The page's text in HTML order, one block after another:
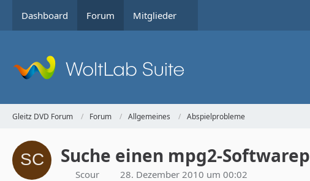
Dashboard Forum Mitglieder
Gleitz DVD Forum Forum Allgemeines Abspielprobleme
Suche einen mpg2-
Scour 28. Dezember 2010 um 00:02